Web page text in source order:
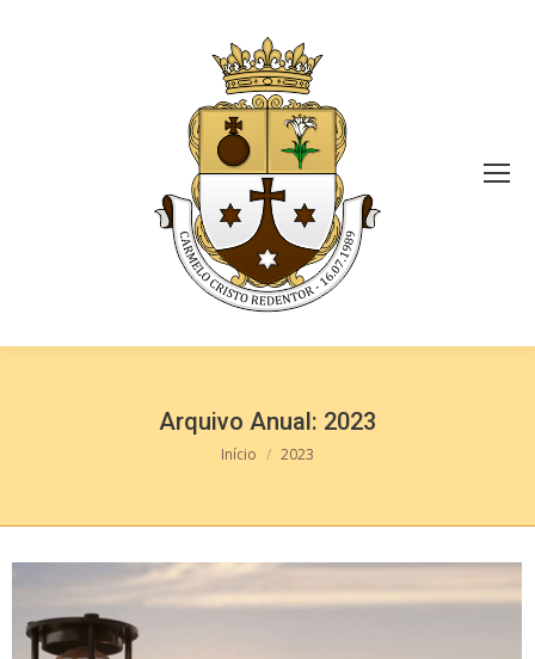
Arquivo Anual: 2023
Você está aqui:
Início 2023